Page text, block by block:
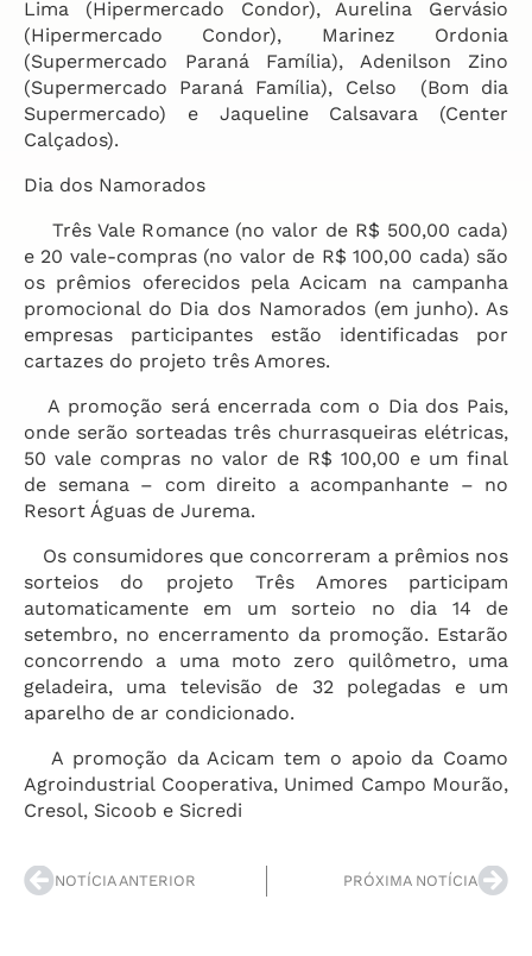
Lima (Hipermercado Condor), Aurelina Gervásio
(Hipermercado Condor), Marinez Ordonia
(Supermercado Paraná Família), Adenilson Zino
(Supermercado Paraná Família), Celso (Bom dia
Supermercado) e Jaqueline Calsavara (Center
Calçados).
Dia dos Namorados
Três Vale Romance (no valor de R$ 500,00 cada)
e 20 vale-compras (no valor de R$ 100,00 cada) são
os prêmios oferecidos pela Acicam na campanha
promocional do Dia dos Namorados (em junho). As
empresas participantes estão identificadas por
cartazes do projeto três Amores.
A promoção será encerrada com o Dia dos Pais,
onde serão sorteadas três churrasqueiras elétricas,
50 vale compras no valor de R$ 100,00 e um final
de semana – com direito a acompanhante – no
Resort Águas de Jurema.
Os consumidores que concorreram a prêmios nos
sorteios do projeto Três Amores participam
automaticamente em um sorteio no dia 14 de
setembro, no encerramento da promoção. Estarão
concorrendo a uma moto zero quilômetro, uma
geladeira, uma televisão de 32 polegadas e um
aparelho de ar condicionado.
A promoção da Acicam tem o apoio da Coamo
Agroindustrial Cooperativa, Unimed Campo Mourão,
Cresol, Sicoob e Sicredi
NOTÍCIA ANTERIOR PRÓXIMA NOTÍCIA